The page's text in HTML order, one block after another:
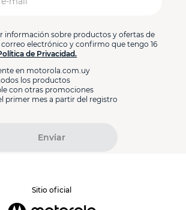
Enviar
información sobre productos y ofertas de
electrónico y confirmo que tengo 16
de Privacidad.
en motorola.com.uy
los productos
con otras promociones
primer mes a partir del registro
Sitio oficial